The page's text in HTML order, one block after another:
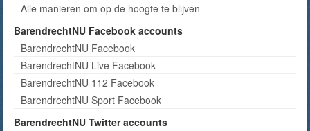
Alle manieren om op de hoogte te blijven
BarendrechtNU Facebook accounts
BarendrechtNU Facebook
BarendrechtNU Live Facebook
BarendrechtNU 112 Facebook
BarendrechtNU Sport Facebook
BarendrechtNU Twitter accounts